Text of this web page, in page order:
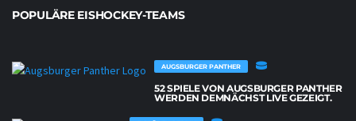
POPULÄRE EISHOCKEY-TEAMS
AUGSBURGER PANTHER
52 SPIELE VON AUGSBURGER PANTHER
WERDEN DEMNÄCHST LIVE GEZEIGT.